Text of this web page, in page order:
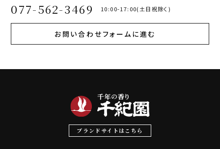
077-562-3469 10:00-17:00(土日祝除く)
お問い合わせフォームに進む
ブランドサイトはこちら